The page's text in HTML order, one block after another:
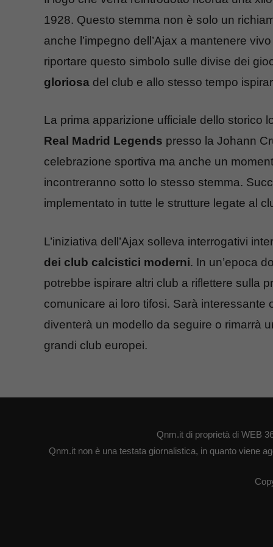
1928. Questo stemma non è solo un
anche l’impegno dell’Ajax a mantenere
riportare questo simbolo sulle divise dei
gloriosa del club e allo stesso tempo
La prima apparizione ufficiale dello storico
Real Madrid Legends presso la Johann
celebrazione sportiva ma anche un
incontreranno sotto lo stesso stemma.
implementato in tutte le strutture legate al
L’iniziativa dell’Ajax solleva interrogativi
dei club calcistici moderni. In un’epoca
potrebbe ispirare altri club a riflettere sulla
comunicare ai loro tifosi. Sarà interessante
diventerà un modello da seguire o rimarrà
grandi club europei.
Qnm.it di proprietà di WEB
Qnm.it non è una testata giornalistica, in quanto viene